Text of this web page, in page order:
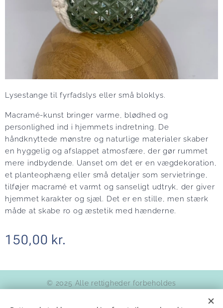
Lysestange til fyrfadslys eller små bloklys.
Macramé-kunst bringer varme, blødhed og
personlighed ind i hjemmets indretning. De
håndknyttede mønstre og naturlige materialer skaber
en hyggelig og afslappet atmosfære, der gør rummet
mere indbydende. Uanset om det er en vægdekoration,
et planteophæng eller små detaljer som servietringe,
tilføjer macramé et varmt og sanseligt udtryk, der giver
hjemmet karakter og sjæl. Det er en stille, men stærk
måde at skabe ro og æstetik med hænderne.
150,00 kr.
© 2025 Alle rettigheder forbeholdes